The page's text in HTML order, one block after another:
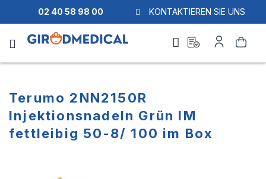
02 40 58 98 00 KONTAKTIEREN SIE UNS
Suche
quote
Konto
Terumo 2NN2150R
Injektionsnadeln Grün IM
fettleibig 50-8/ 100 im Box